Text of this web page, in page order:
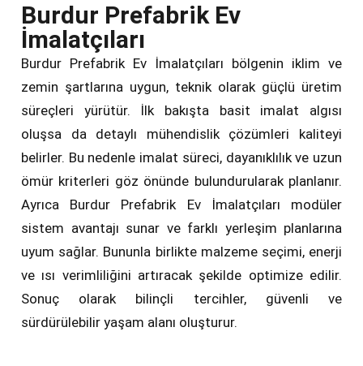
Burdur Prefabrik Ev
İmalatçıları
Burdur Prefabrik Ev İmalatçıları bölgenin iklim ve
zemin şartlarına uygun, teknik olarak güçlü üretim
süreçleri yürütür. İlk bakışta basit imalat algısı
oluşsa da detaylı mühendislik çözümleri kaliteyi
belirler. Bu nedenle imalat süreci, dayanıklılık ve uzun
ömür kriterleri göz önünde bulundurularak planlanır.
Ayrıca Burdur Prefabrik Ev İmalatçıları modüler
sistem avantajı sunar ve farklı yerleşim planlarına
uyum sağlar. Bununla birlikte malzeme seçimi, enerji
ve ısı verimliliğini artıracak şekilde optimize edilir.
Sonuç olarak bilinçli tercihler, güvenli ve
sürdürülebilir yaşam alanı oluşturur.